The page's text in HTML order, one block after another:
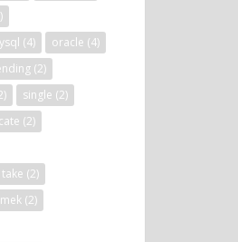
(4) oracle (4)
(2)
single (2)
(2)
take (2)
(2)